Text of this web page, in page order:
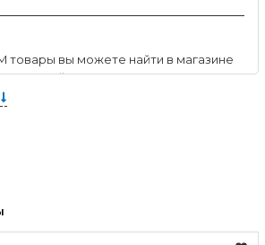
товары вы можете найти в магазине
перейдите в наш каталог или
по номеру на сайте.